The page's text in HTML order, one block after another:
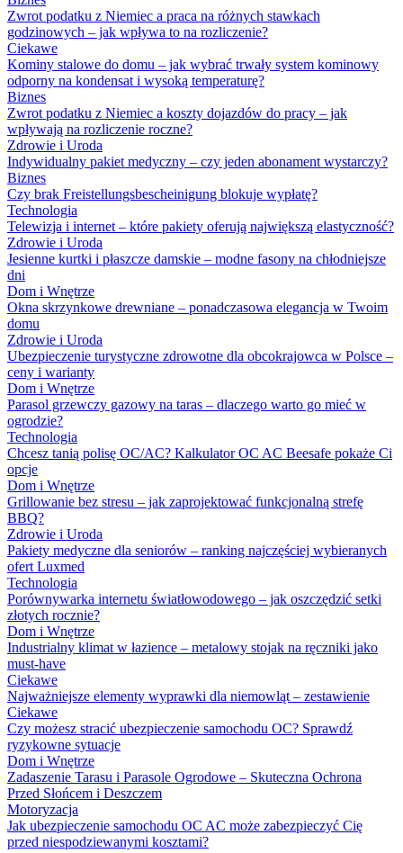
Zwrot podatku z Niemiec a praca na różnych stawkach
godzinowych – jak wpływa to na rozliczenie?
Ciekawe
Kominy stalowe do domu – jak wybrać trwały system kominowy
odporny na kondensat i wysoką temperaturę?
Biznes
Zwrot podatku z Niemiec a koszty dojazdów do pracy – jak
wpływają na rozliczenie roczne?
Zdrowie i Uroda
Indywidualny pakiet medyczny – czy jeden abonament wystarczy?
Biznes
Czy brak Freistellungsbescheinigung blokuje wypłatę?
Technologia
Telewizja i internet – które pakiety oferują największą elastyczność?
Zdrowie i Uroda
Jesienne kurtki i płaszcze damskie – modne fasony na chłodniejsze
dni
Dom i Wnętrze
Okna skrzynkowe drewniane – ponadczasowa elegancja w Twoim
domu
Zdrowie i Uroda
Ubezpieczenie turystyczne zdrowotne dla obcokrajowca w Polsce –
ceny i warianty
Dom i Wnętrze
Parasol grzewczy gazowy na taras – dlaczego warto go mieć w
ogrodzie?
Technologia
Chcesz tanią polisę OC/AC? Kalkulator OC AC Beesafe pokaże Ci
opcje
Dom i Wnętrze
Grillowanie bez stresu – jak zaprojektować funkcjonalną strefę
BBQ?
Zdrowie i Uroda
Pakiety medyczne dla seniorów – ranking najczęściej wybieranych
ofert Luxmed
Technologia
Porównywarka internetu światłowodowego – jak oszczędzić setki
złotych rocznie?
Dom i Wnętrze
Industrialny klimat w łazience – metalowy stojak na ręczniki jako
must-have
Ciekawe
Najważniejsze elementy wyprawki dla niemowląt – zestawienie
Ciekawe
Czy możesz stracić ubezpieczenie samochodu OC? Sprawdź
ryzykowne sytuacje
Dom i Wnętrze
Zadaszenie Tarasu i Parasole Ogrodowe – Skuteczna Ochrona
Przed Słońcem i Deszczem
Motoryzacja
Jak ubezpieczenie samochodu OC AC może zabezpieczyć Cię
przed niespodziewanymi kosztami?